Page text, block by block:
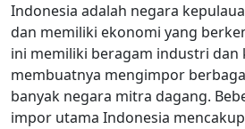
Indonesia adalah negara
dan memiliki ekonomi yang
ini memiliki beragam industri dan
membuatnya mengimpor
banyak negara mitra dagang.
impor utama Indonesia